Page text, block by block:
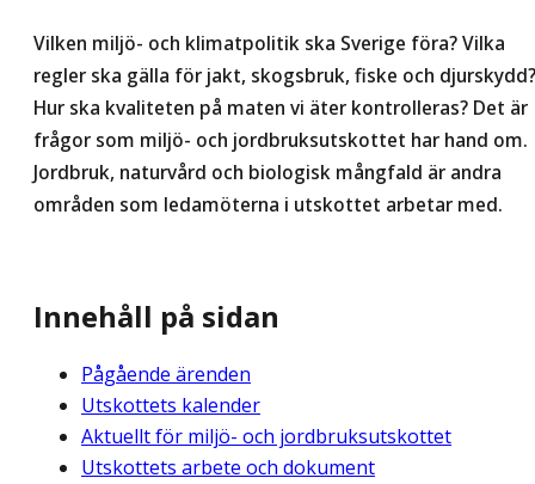
Vilken miljö- och klimatpolitik ska Sverige föra? Vilka
regler ska gälla för jakt, skogsbruk, fiske och djurskydd?
Hur ska kvaliteten på maten vi äter kontrolleras? Det är
frågor som miljö- och jordbruksutskottet har hand om.
Jordbruk, naturvård och biologisk mångfald är andra
områden som ledamöterna i utskottet arbetar med.
Innehåll på sidan
Pågående ärenden
Utskottets kalender
Aktuellt för miljö- och jordbruksutskottet
Utskottets arbete och dokument